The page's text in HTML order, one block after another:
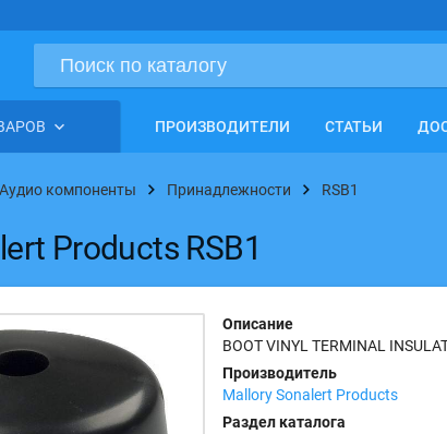
ПРОИЗВОДИТЕЛИ СТАТЬИ
Аудио компоненты Принадлежности RSB1
Products RSB1
Описание
BOOT VINYL TERMINAL
Производитель
Mallory Sonalert Products
Раздел каталога